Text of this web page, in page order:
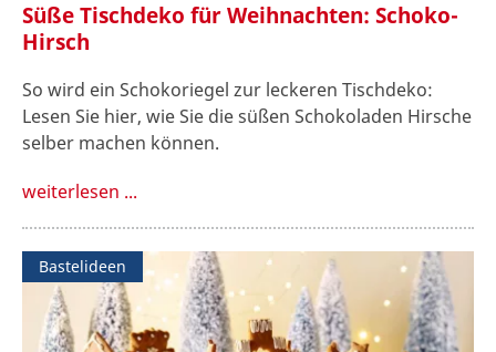
Süße Tischdeko für Weihnachten: Schoko-
Hirsch
So wird ein Schokoriegel zur leckeren Tischdeko:
Lesen Sie hier, wie Sie die süßen Schokoladen Hirsche
selber machen können.
weiterlesen ...
Bastelideen